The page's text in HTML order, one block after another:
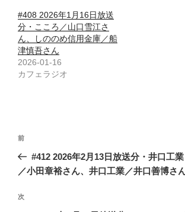
#408 2026年1月16日放送
分・こころ／山口雪江さ
ん、しののめ信用金庫／船
津慎吾さん
2026-01-16
カフェラジオ
投
ナ
ゲ
前
の
投
前
#412 2026年2月13日放送分・井口工
／小田章裕さん、井口工業／井口善博さ
次
次